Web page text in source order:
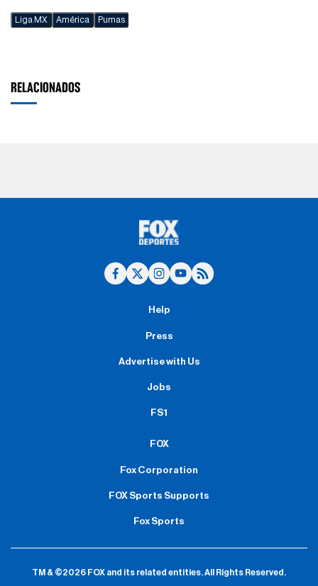
Liga MX América Pumas
RELACIONADOS
Help
Press
Advertise with Us
Jobs
FS1
FOX
Fox Corporation
FOX Sports Supports
Fox Sports
TM & ©2026 FOX and its related entities.All Rights Reserved.